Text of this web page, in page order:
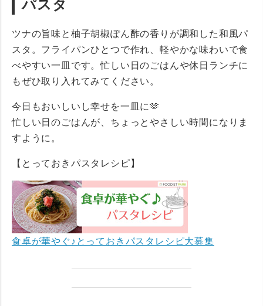
パスタ
ツナの旨味と柚子胡椒ぽん酢の香りが調和した和風パ
スタ。フライパンひとつで作れ、軽やかな味わいで食
べやすい一皿です。忙しい日のごはんや休日ランチに
もぜひ取り入れてみてください。
今日もおいしいし幸せを一皿に🫶
忙しい日のごはんが、ちょっとやさしい時間になりま
すように。
【とっておきパスタレシピ】
食卓が華やぐ♪とっておきパスタレシピ大募集